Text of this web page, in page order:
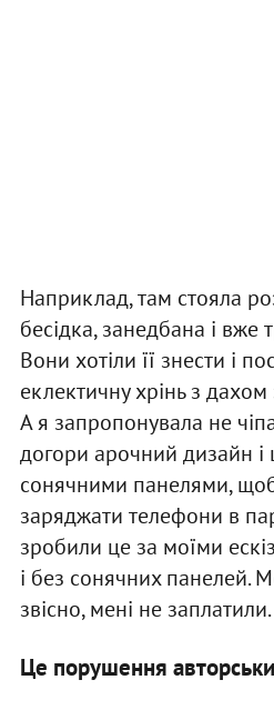
Наприклад, там стояла
бесідка, занедбана і
Вони хотіли її знести і
еклектичну хрінь з дахом
А я запропонувала не
догори арочний дизайн і
сонячними панелями,
заряджати телефони в
зробили це за моїми
і без сонячних панелей.
звісно, мені не заплатили.
Це порушення